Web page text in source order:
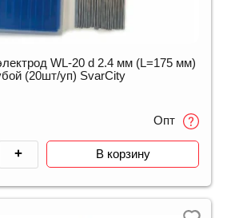
WL-20 d 2.4 мм (L=175 мм)
(20шт/уп) SvarCity
Опт
+ В корзину